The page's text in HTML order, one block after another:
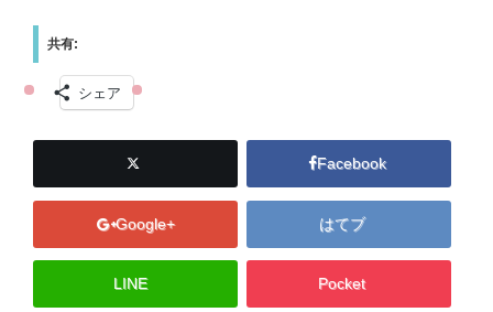
共有:
シェア
Facebook
Google+ はてブ
LINE Pocket